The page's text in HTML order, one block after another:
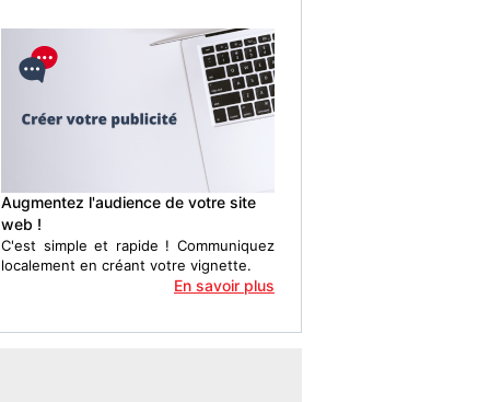
Augmentez l'audience de votre site
web !
C'est simple et rapide ! Communiquez
localement en créant votre vignette.
En savoir plus